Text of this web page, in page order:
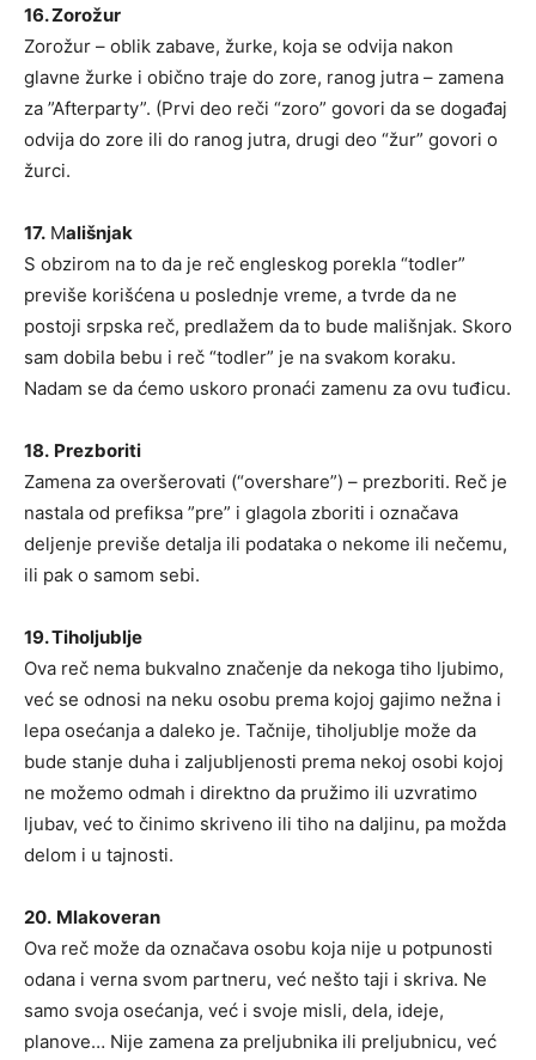
16. Zorožur
Zorožur – oblik zabave, žurke, koja se odvija nakon
glavne žurke i obično traje do zore, ranog jutra – zamena
za ”Afterparty”. (Prvi deo reči “zoro” govori da se događaj
odvija do zore ili do ranog jutra, drugi deo “žur” govori o
žurci.
17. Mališnjak
S obzirom na to da je reč engleskog porekla “todler”
previše korišćena u poslednje vreme, a tvrde da ne
postoji srpska reč, predlažem da to bude mališnjak. Skoro
sam dobila bebu i reč “todler” je na svakom koraku.
Nadam se da ćemo uskoro pronaći zamenu za ovu tuđicu.
18. Prezboriti
Zamena za overšerovati (“overshare”) – prezboriti. Reč je
nastala od prefiksa ”pre” i glagola zboriti i označava
deljenje previše detalja ili podataka o nekome ili nečemu,
ili pak o samom sebi.
19. Tiholjublje
Ova reč nema bukvalno značenje da nekoga tiho ljubimo,
već se odnosi na neku osobu prema kojoj gajimo nežna i
lepa osećanja a daleko je. Tačnije, tiholjublje može da
bude stanje duha i zaljubljenosti prema nekoj osobi kojoj
ne možemo odmah i direktno da pružimo ili uzvratimo
ljubav, već to činimo skriveno ili tiho na daljinu, pa možda
delom i u tajnosti.
20. Mlakoveran
Ova reč može da označava osobu koja nije u potpunosti
odana i verna svom partneru, već nešto taji i skriva. Ne
samo svoja osećanja, već i svoje misli, dela, ideje,
planove… Nije zamena za preljubnika ili preljubnicu, već